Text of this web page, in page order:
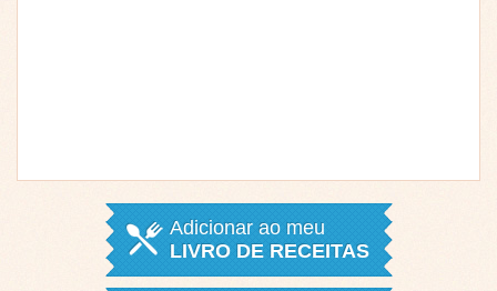
Adicionar ao meu
LIVRO DE RECEITAS